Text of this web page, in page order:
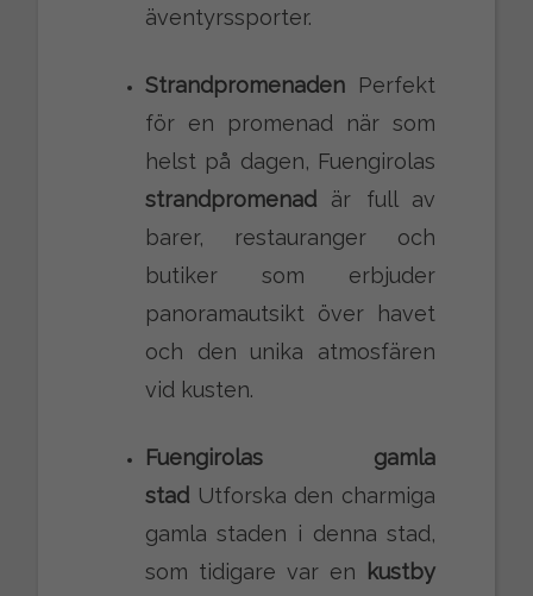
äventyrssporter.
Strandpromenaden Perfekt
för en promenad när som
helst på dagen, Fuengirolas
strandpromenad är full av
barer, restauranger och
butiker som erbjuder
panoramautsikt över havet
och den unika atmosfären
vid kusten.
Fuengirolas gamla
stad Utforska den charmiga
gamla staden i denna stad,
som tidigare var en
kustby